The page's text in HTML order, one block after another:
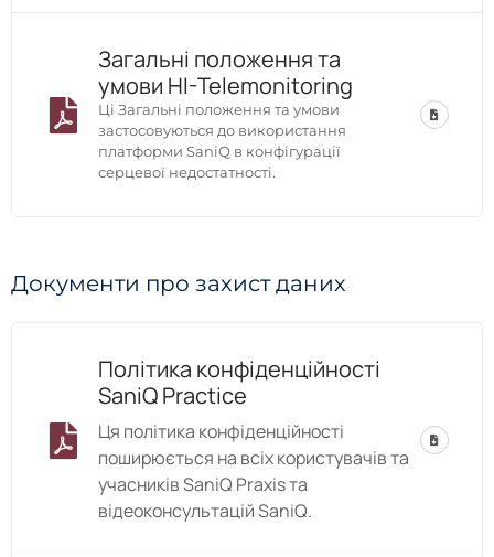
Загальні положення та
умови HI-Telemonitoring
Ці Загальні положення та умови
застосовуються до використання
платформи SaniQ в конфігурації
серцевої недостатності.
Документи про захист даних
Політика конфіденційності
SaniQ Practice
Ця політика конфіденційності
поширюється на всіх користувачів та
учасників SaniQ Praxis та
відеоконсультацій SaniQ.